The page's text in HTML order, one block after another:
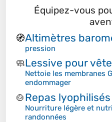
Équipez-vous
🧭Altimètres
pression
🧼Lessive pour
Nettoie les membranes
endommager
🍲Repas
Nourriture légère et
randonnées